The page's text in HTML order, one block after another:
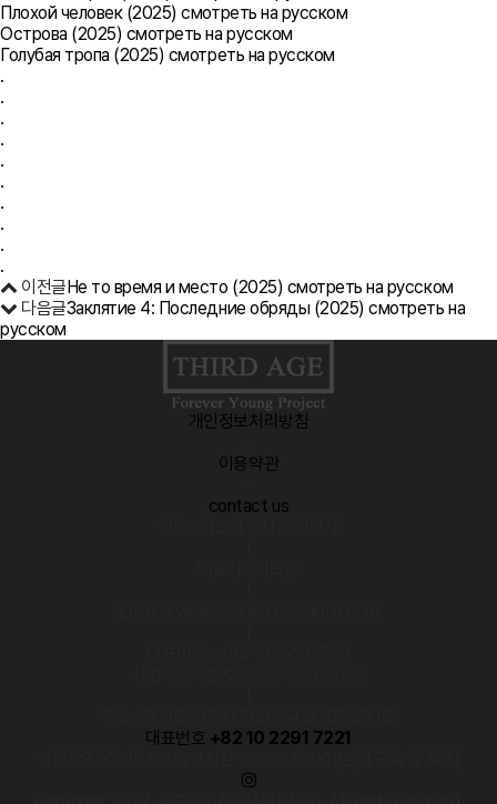
Плохой человек (2025) смотреть на русском
Острова (2025) смотреть на русском
Голубая тропа (2025) смотреть на русском
.
.
.
.
.
.
.
.
.
.
이전글Не то время и место (2025) смотреть на русском
다음글Заклятие 4: Последние обряды (2025) смотреть на
русском
개인정보처리방침
이용약관
contact us
대표번호 +82 10 2291 7221